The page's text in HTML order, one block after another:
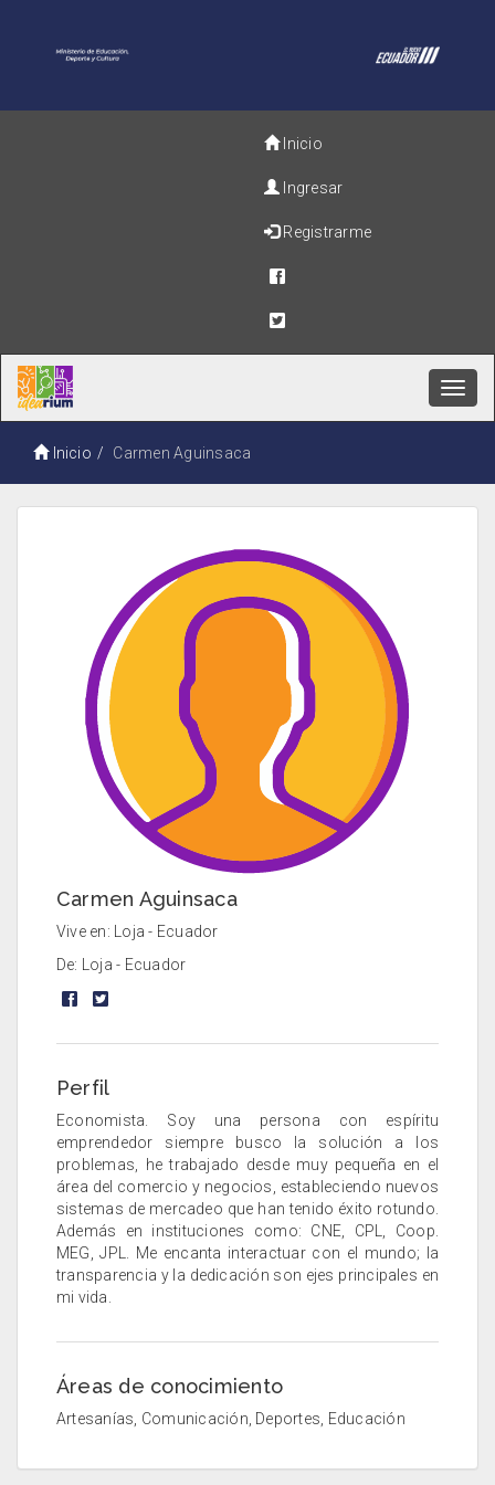
Inicio
Ingresar
Registrarme
Inicio Carmen Aguinsaca
Carmen Aguinsaca
Vive en: Loja - Ecuador
De: Loja - Ecuador
Perfil
Economista. Soy una persona con espíritu
emprendedor siempre busco la solución a los
problemas, he trabajado desde muy pequeña en el
área del comercio y negocios, estableciendo nuevos
sistemas de mercadeo que han tenido éxito rotundo.
Además en instituciones como: CNE, CPL, Coop.
MEG, JPL. Me encanta interactuar con el mundo; la
transparencia y la dedicación son ejes principales en
mi vida.
Áreas de conocimiento
Artesanías, Comunicación, Deportes, Educación